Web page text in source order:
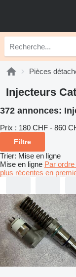
Pièces
Injecteurs
372 annonces:
Prix : 180 CHF - 860
Filtre
Trier: Mise en ligne
Mise en ligne Par
plus récentes en